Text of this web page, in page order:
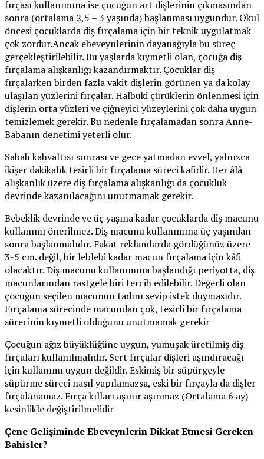
fırçası kullanımına ise çocuğun art dişlerinin çıkmasından
sonra (ortalama 2,5 – 3 yaşında) başlanması uygundur. Okul
öncesi çocuklarda diş fırçalama için bir teknik uygulatmak
çok zordur.Ancak ebeveynlerinin dayanağıyla bu süreç
gerçekleştirilebilir. Bu yaşlarda kıymetli olan, çocuğa diş
fırçalama alışkanlığı kazandırmaktır. Çocuklar diş
fırçalarken birden fazla vakit dişlerin görünen ya da kolay
ulaşılan yüzlerini fırçalar. Halbuki çürüklerin önlenmesi için
dişlerin orta yüzleri ve çiğneyici yüzeylerini çok daha uygun
temizlemek gerekir. Bu nedenle fırçalamadan sonra Anne-
Babanın denetimi yeterli olur.
Sabah kahvaltısı sonrası ve gece yatmadan evvel, yalnızca
ikişer dakikalık tesirli bir fırçalama süreci kafidir. Her âlâ
alışkanlık üzere diş fırçalama alışkanlığı da çocukluk
devrinde kazanılacağını unutmamak gerekir.
Bebeklik devrinde ve üç yaşına kadar çocuklarda diş macunu
kullanımı önerilmez. Diş macunu kullanımına üç yaşından
sonra başlanmalıdır. Fakat reklamlarda gördüğünüz üzere
3-5 cm. değil, bir leblebi kadar macun fırçalama için kâfi
olacaktır. Diş macunu kullanımına başlandığı periyotta, diş
macunlarından rastgele biri tercih edilebilir. Değerli olan
çocuğun seçilen macunun tadını sevip istek duymasıdır.
Fırçalama sürecinde macundan çok, tesirli bir fırçalama
sürecinin kıymetli olduğunu unutmamak gerekir
Çocuğun ağız büyüklüğüne uygun, yumuşak üretilmiş diş
fırçaları kullanılmalıdır. Sert fırçalar dişleri aşındıracağı
için kullanımı uygun değildir. Eskimiş bir süpürgeyle
süpürme süreci nasıl yapılamazsa, eski bir fırçayla da dişler
fırçalanamaz. Fırça kılları aşınır aşınmaz (Ortalama 6 ay)
kesinlikle değiştirilmelidir
Çene Gelişiminde Ebeveynlerin Dikkat Etmesi Gereken
Bahisler?